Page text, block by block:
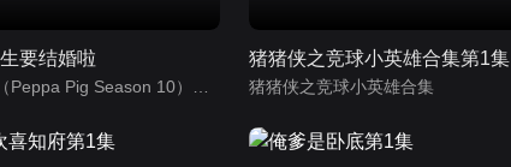
要结婚啦
小猪佩奇第10季（Peppa Pig Season 10）（中文版） 有声音频
猪猪侠之竞球小英雄合集第1集
猪猪侠之竞球小英雄合集